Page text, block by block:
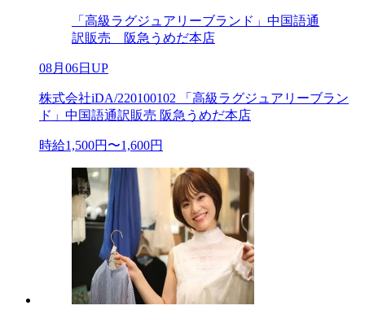
「高級ラグジュアリーブランド」中国語通
訳販売 阪急うめだ本店
08月06日UP
株式会社iDA/220100102 「高級ラグジュアリーブラン
ド」中国語通訳販売 阪急うめだ本店
時給1,500円〜1,600円